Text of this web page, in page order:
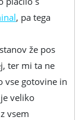
, pa tega
že pos
ter mi ta ne
vse gotovine in
veliko
vsem